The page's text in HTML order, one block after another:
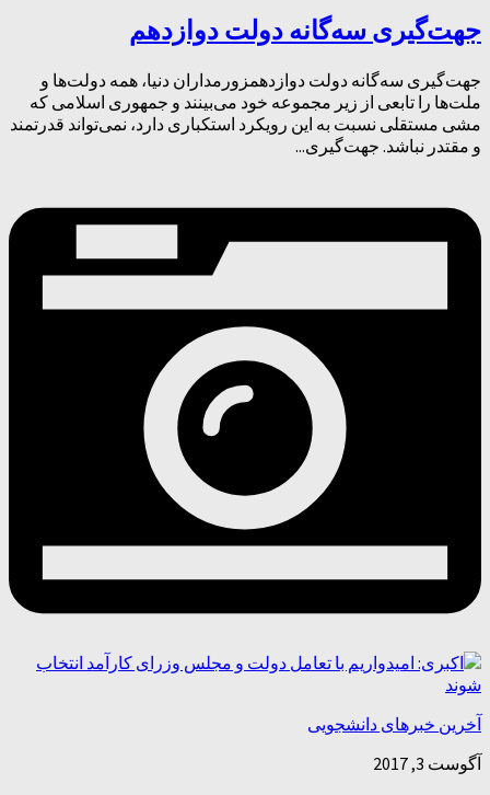
جهت‌گیری سه‌گانه دولت دوازدهم
جهت‌گیری سه‌گانه دولت دوازدهمزورمداران دنیا، همه دولت‌ها و
ملت‌ها را تابعی از زیر مجموعه خود می‌بینند و جمهوری اسلامی که
مشی مستقلی نسبت به این رویکرد استکباری دارد، نمی‌تواند قدرتمند
و مقتدر نباشد. جهت‌گیری...
آخرین خبرهای دانشجویی
آگوست 3, 2017